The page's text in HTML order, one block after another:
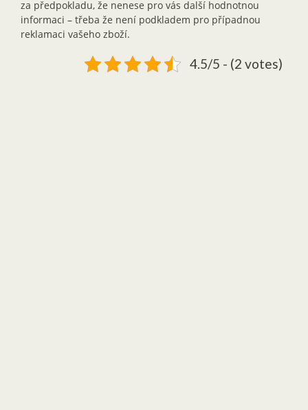
za předpokladu, že nenese pro vás další hodnotnou
informaci – třeba že není podkladem pro případnou
reklamaci vašeho zboží.
4.5/5 - (2 votes)